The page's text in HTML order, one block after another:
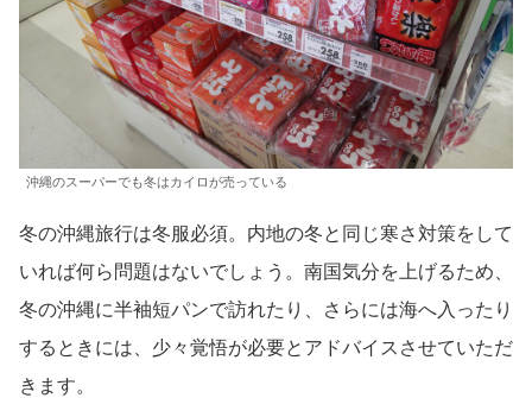
沖縄のスーパーでも冬はカイロが売っている
冬の沖縄旅行は冬服必須。内地の冬と同じ寒さ対策をして
いれば何ら問題はないでしょう。南国気分を上げるため、
冬の沖縄に半袖短パンで訪れたり、さらには海へ入ったり
するときには、少々覚悟が必要とアドバイスさせていただ
きます。